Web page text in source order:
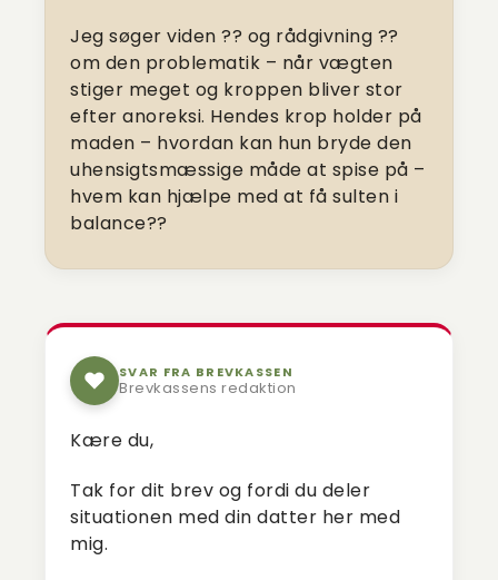
Jeg søger viden ?? og rådgivning ??
om den problematik – når vægten
stiger meget og kroppen bliver stor
efter anoreksi. Hendes krop holder på
maden – hvordan kan hun bryde den
uhensigtsmæssige måde at spise på –
hvem kan hjælpe med at få sulten i
balance??
SVAR FRA BREVKASSEN
Brevkassens redaktion
Kære du,
Tak for dit brev og fordi du deler
situationen med din datter her med
mig.